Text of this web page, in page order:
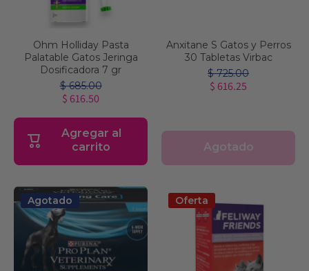
Ohm Holliday Pasta
Palatable Gatos Jeringa
Dosificadora 7 gr
$ 685.00
$ 616.50
Agregar al
carrito
Anxitane S Gatos y Perros
30 Tabletas Virbac
$ 725.00
$ 616.25
Agotado
Agotado Oferta